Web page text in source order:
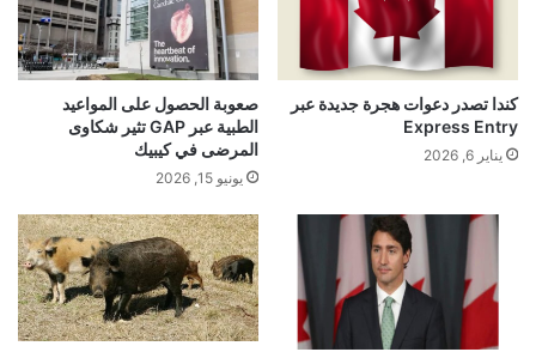
كندا تصدر دعوات هجرة جديدة عبر
Express Entry
يناير 6, 2026
صعوبة الحصول على المواعيد
الطبية عبر GAP تثير شكاوى
المرضى في كيبيك
يونيو 15, 2026